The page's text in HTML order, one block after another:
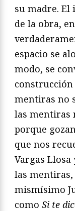
su madre. El
de la obra,
espacio se
modo, se
construcción
mentiras no
las mentiras
porque
que nos
Vargas
las
mismísimo
como Si te